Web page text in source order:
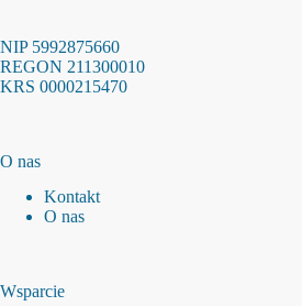
NIP 5992875660
REGON 211300010
KRS 0000215470
O nas
Kontakt
O nas
Wsparcie